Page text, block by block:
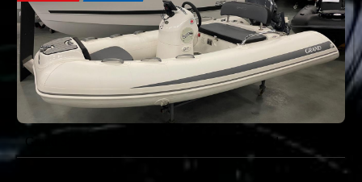
Grand 340 Golden Line -15 med Yamaha F20 -21